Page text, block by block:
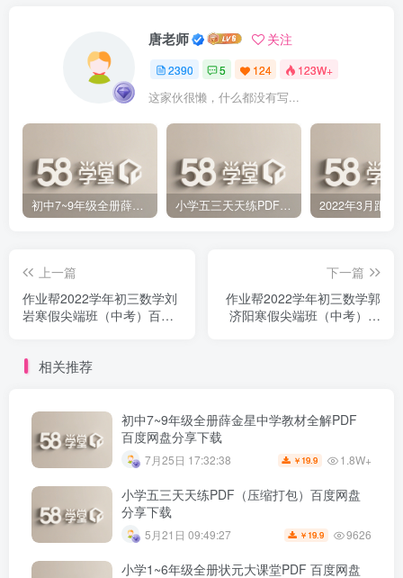
唐老师 关注
2390 5 124 123W+
这家伙很懒，什么都没有写...
初中7~9年级全册薛金星中学教材全解PDF 百度网盘分享下载 小学五三天天练PDF（压缩打包）百度网盘分享下载
上一篇
作业帮2022学年初三数学刘
岩寒假尖端班（中考）百度
下一篇
作业帮2022学年初三数学郭
济阳寒假尖端班（中考）百
相关推荐
初中7~9年级全册薛金星中学教材全解PDF
百度网盘分享下载
7月25日 17:32:38 ￥ 19.9 1.8W+
小学五三天天练PDF（压缩打包）百度网盘
分享下载
5月21日 09:49:27 ￥ 19.9 9626
小学1~6年级全册状元大课堂PDF 百度网盘